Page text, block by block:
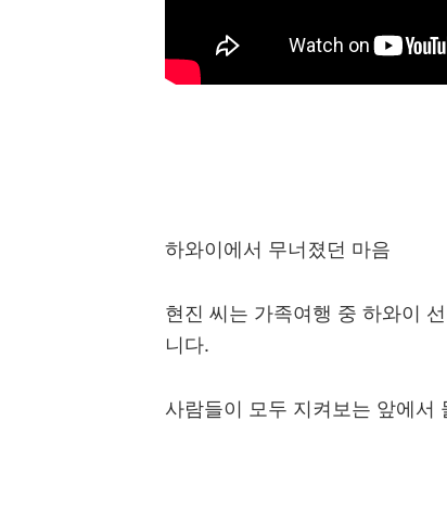
하와이에서 무너졌던 마음
현진 씨는 가족여행 중 하와이
니다.
사람들이 모두 지켜보는 앞에서